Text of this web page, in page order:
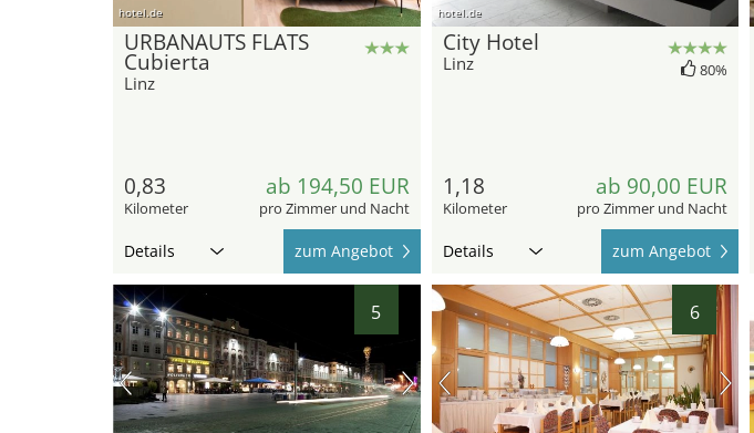
hotel.de
URBANAUTS FLATS
Cubierta
Linz
0,83
Kilometer
ab 194,50 EUR
pro Zimmer und Nacht
Details zum Angebot
hotel.de
City Hotel
Linz 80%
1,18
Kilometer
ab 90,00 EUR
pro Zimmer und Nacht
Details zum Angebot
5 6